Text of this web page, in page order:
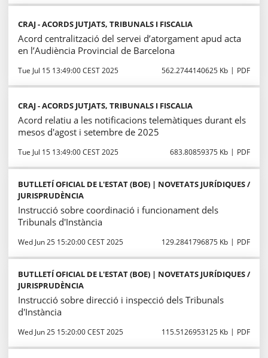
CRAJ - ACORDS JUTJATS, TRIBUNALS I FISCALIA
Acord centralització del servei d’atorgament apud acta
en l’Audiència Provincial de Barcelona
Tue Jul 15 13:49:00 CEST 2025 562.2744140625 Kb PDF
CRAJ - ACORDS JUTJATS, TRIBUNALS I FISCALIA
Acord relatiu a les notificacions telemàtiques durant els
mesos d'agost i setembre de 2025
Tue Jul 15 13:49:00 CEST 2025 683.80859375 Kb PDF
BUTLLETÍ OFICIAL DE L'ESTAT (BOE) | NOVETATS JURÍDIQUES /
JURISPRUDÈNCIA
Instrucció sobre coordinació i funcionament dels
Tribunals d'Instància
Wed Jun 25 15:20:00 CEST 2025 129.2841796875 Kb PDF
BUTLLETÍ OFICIAL DE L'ESTAT (BOE) | NOVETATS JURÍDIQUES /
JURISPRUDÈNCIA
Instrucció sobre direcció i inspecció dels Tribunals
d'Instància
Wed Jun 25 15:20:00 CEST 2025 115.5126953125 Kb PDF